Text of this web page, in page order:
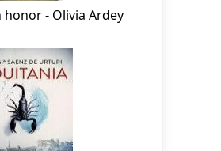
honor - Olivia Ardey